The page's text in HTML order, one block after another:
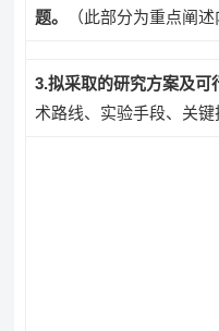
题。
（此部分为重点阐述
3.拟采取的研究方案及可
术路线、实验手段、关键